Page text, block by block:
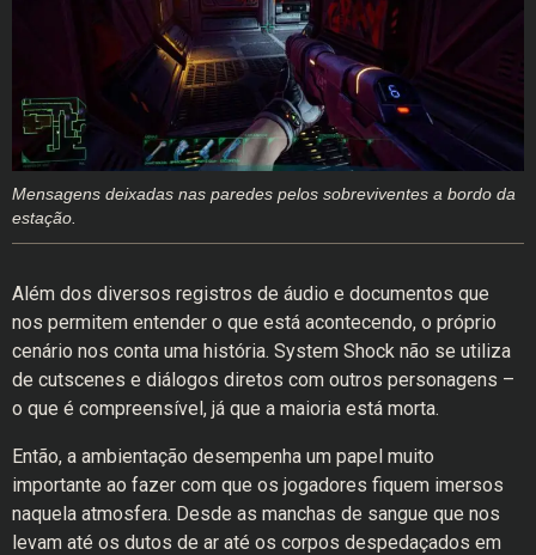
Mensagens deixadas nas paredes pelos sobreviventes a bordo da
estação.
Além dos diversos registros de áudio e documentos que
nos permitem entender o que está acontecendo, o próprio
cenário nos conta uma história. System Shock não se utiliza
de cutscenes e diálogos diretos com outros personagens –
o que é compreensível, já que a maioria está morta.
Então, a ambientação desempenha um papel muito
importante ao fazer com que os jogadores fiquem imersos
naquela atmosfera. Desde as manchas de sangue que nos
levam até os dutos de ar até os corpos despedaçados em